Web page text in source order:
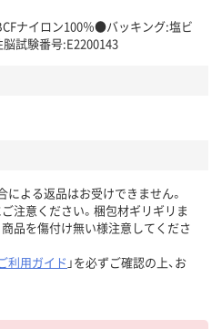
ナイロン100％●バッキング:塩ビ
試験番号:E2200143
による返品はお受けできません。
注意ください。梱包材ギリギリま
品を傷付け無い様注意してくださ
利用ガイド 」を必ずご確認の上、お